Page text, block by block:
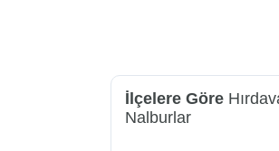
İlçelere Göre
Nalburlar